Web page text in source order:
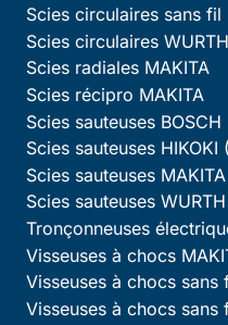
Scies circulaires sans fil
Scies circulaires WURTH
Scies radiales MAKITA
Scies récipro MAKITA
Scies sauteuses BOSCH
Scies sauteuses HIKOKI
Scies sauteuses MAKITA
Scies sauteuses WURTH
Tronçonneuses
Visseuses à chocs
Visseuses à chocs sans
Visseuses à chocs sans